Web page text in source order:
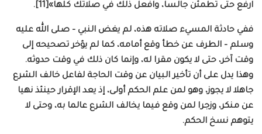
ارفع حتى تطمئن جالسا، وافعل ذلك في صلاتك كلها»[11].
ففي حادثة المسيء صلاته هذه، لم يغض النبي – صلى الله عليه
وسلم – الطرف عن خطأ وقع أمامه، كما لم يؤخر تصحيحه إلى
وقت آخر، حتى لا يكون مقرا له، وإنما كان ذلك في وقت حدوثه.
وهذا يدل على أن تأخير البيان عن وقت الحاجة لفاعل خالف الشرع
جاهلا لا يجوز، وهو لمن علم الحكم أولى، إذ يعد الإقرار حينئذ نهيا
عن منكر، وزجرا لمن وقع فيما يخالف الشرع عالما به، وحتى لا
يتوهم نسخ الحكم.